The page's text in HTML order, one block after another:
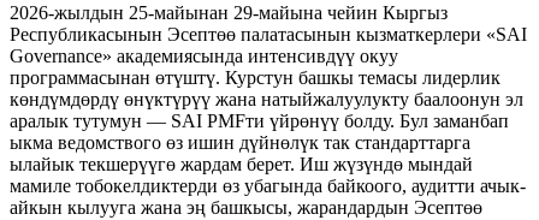
2026-жылдын 25-майынан 29-майына чейин Кыргыз
Республикасынын Эсептөө палатасынын кызматкерлери «SAI
Governance» академиясында интенсивдүү окуу
программасынан өтүштү. Курстун башкы темасы лидерлик
көндүмдөрдү өнүктүрүү жана натыйжалуулукту баалоонун эл
аралык тутумун — SAI PMFти үйрөнүү болду. Бул заманбап
ыкма ведомствого өз ишин дүйнөлүк так стандарттарга
ылайык текшерүүгө жардам берет. Иш жүзүндө мындай
мамиле тобокелдиктерди өз убагында байкоого, аудитти ачык-
айкын кылууга жана эң башкысы, жарандардын Эсептөө